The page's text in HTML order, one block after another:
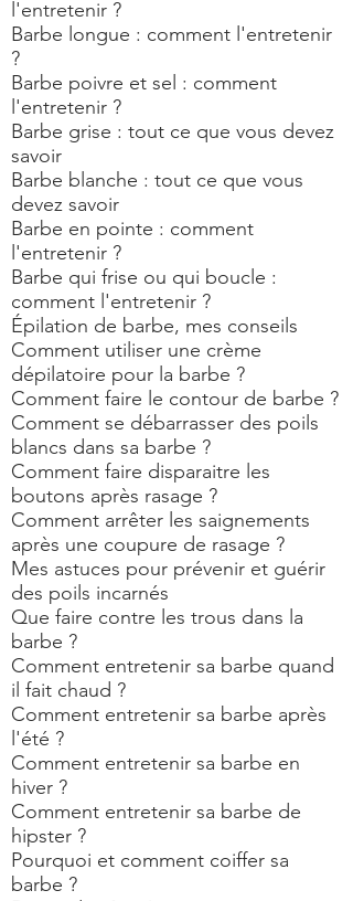
l'entretenir ?
Barbe longue : comment l'entretenir
?
Barbe poivre et sel : comment
l'entretenir ?
Barbe grise : tout ce que vous devez
savoir
Barbe blanche : tout ce que vous
devez savoir
Barbe en pointe : comment
l'entretenir ?
Barbe qui frise ou qui boucle :
comment l'entretenir ?
Épilation de barbe, mes conseils
Comment utiliser une crème
dépilatoire pour la barbe ?
Comment faire le contour de barbe ?
Comment se débarrasser des poils
blancs dans sa barbe ?
Comment faire disparaitre les
boutons après rasage ?
Comment arrêter les saignements
après une coupure de rasage ?
Mes astuces pour prévenir et guérir
des poils incarnés
Que faire contre les trous dans la
barbe ?
Comment entretenir sa barbe quand
il fait chaud ?
Comment entretenir sa barbe après
l'été ?
Comment entretenir sa barbe en
hiver ?
Comment entretenir sa barbe de
hipster ?
Pourquoi et comment coiffer sa
barbe ?